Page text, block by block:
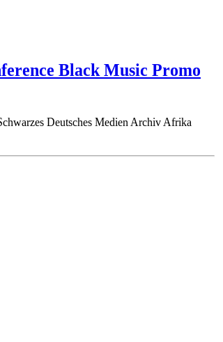
Black Music Promo
Deutsches Medien Archiv Afrika